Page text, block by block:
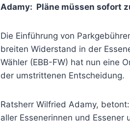
Adamy: Pläne müssen sofort
Die Einführung von
breiten Widerstand in der
Wähler (EBB-FW) hat nun eine
der umstrittenen Entscheidung.
Ratsherr Wilfried Adamy,
aller Essenerinnen und